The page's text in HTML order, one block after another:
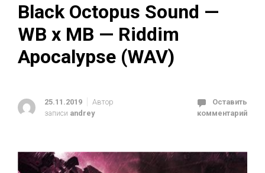
Black Octopus Sound —
WB x MB — Riddim
Apocalypse (WAV)
25.11.2019
Автор
записи andrey
Оставить
комментарий